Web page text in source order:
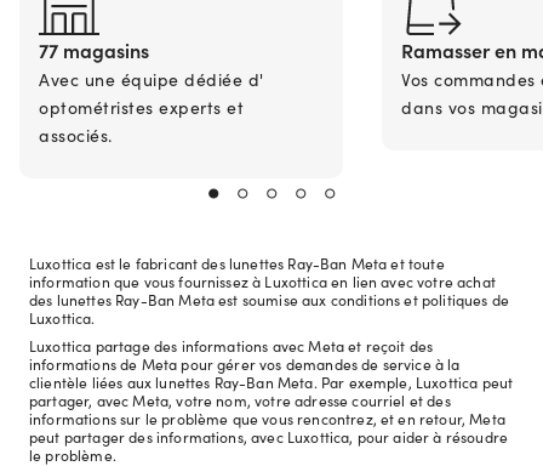
77 magasins
Avec une équipe dédiée d'
optométristes experts et
associés.
Ramasser en
Vos
dans vos
Luxottica est le fabricant des lunettes Ray-Ban Meta et toute
information que vous fournissez à Luxottica en lien avec votre achat
des lunettes Ray-Ban Meta est soumise aux conditions et politiques de
Luxottica.
Luxottica partage des informations avec Meta et reçoit des
informations de Meta pour gérer vos demandes de service à la
clientèle liées aux lunettes Ray-Ban Meta. Par exemple, Luxottica peut
partager, avec Meta, votre nom, votre adresse courriel et des
informations sur le problème que vous rencontrez, et en retour, Meta
peut partager des informations, avec Luxottica, pour aider à résoudre
le problème.